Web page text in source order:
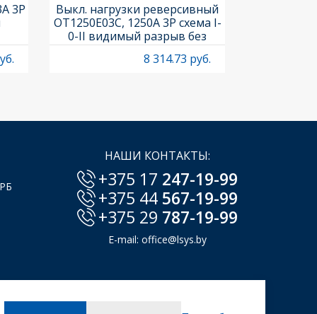
3P
Выкл. нагрузки реверсивный
OT1250E03C, 1250A 3P схема I-
0-II видимый разрыв без
рукоятки
8 314.73 руб.
НАШИ КОНТАКТЫ:
+375 17 247-19-99
+375 44 567-19-99
+375 29 787-19-99
E-mail: office@lsys.by